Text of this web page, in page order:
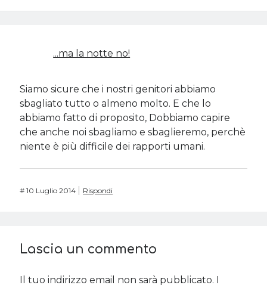
...ma la notte no!
Siamo sicure che i nostri genitori abbiamo
sbagliato tutto o almeno molto. E che lo
abbiamo fatto di proposito, Dobbiamo capire
che anche noi sbagliamo e sbaglieremo, perchè
niente è più difficile dei rapporti umani.
#10 Luglio 2014 Rispondi
Lascia un commento
Il tuo indirizzo email non sarà pubblicato. I